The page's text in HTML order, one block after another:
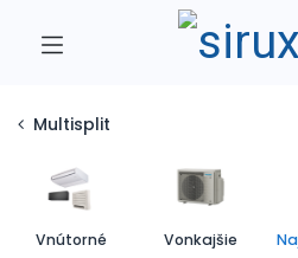
Multisplit
Vnútorné Vonkajšie